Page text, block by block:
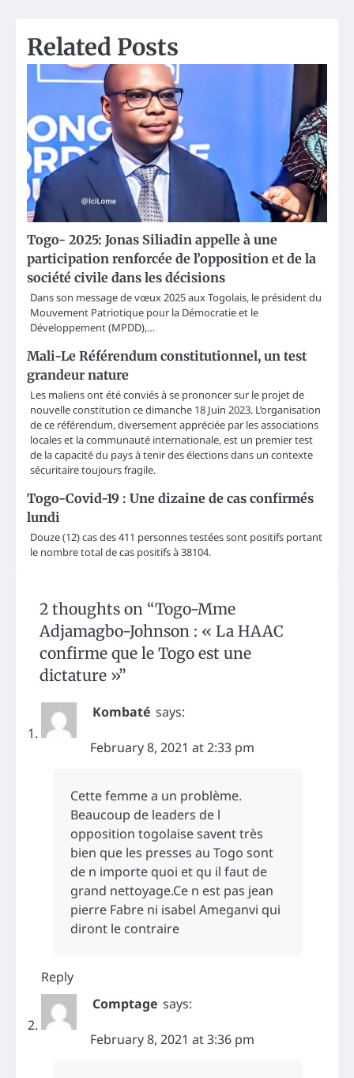
Related Posts
Togo- 2025: Jonas Siliadin appelle à une
participation renforcée de l’opposition et de la
société civile dans les décisions
Dans son message de vœux 2025 aux Togolais, le président du
Mouvement Patriotique pour la Démocratie et le
Développement (MPDD),…
Mali-Le Référendum constitutionnel, un test
grandeur nature
Les maliens ont été conviés à se prononcer sur le projet de
nouvelle constitution ce dimanche 18 Juin 2023. L’organisation
de ce référendum, diversement appréciée par les associations
locales et la communauté internationale, est un premier test
de la capacité du pays à tenir des élections dans un contexte
sécuritaire toujours fragile.
Togo-Covid-19 : Une dizaine de cas confirmés
lundi
Douze (12) cas des 411 personnes testées sont positifs portant
le nombre total de cas positifs à 38104.
2 thoughts on “Togo-Mme
Adjamagbo-Johnson : « La HAAC
confirme que le Togo est une
dictature »”
Kombaté says:
February 8, 2021 at 2:33 pm
Cette femme a un problème.
Beaucoup de leaders de l
opposition togolaise savent très
bien que les presses au Togo sont
de n importe quoi et qu il faut de
grand nettoyage.Ce n est pas jean
pierre Fabre ni isabel Ameganvi qui
diront le contraire
Reply
Comptage says:
February 8, 2021 at 3:36 pm